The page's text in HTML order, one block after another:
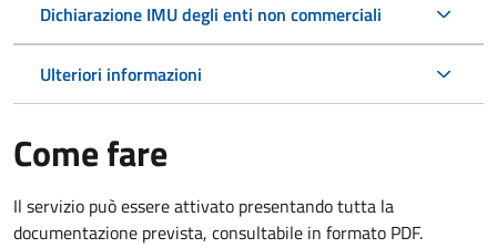
Dichiarazione IMU degli enti non commerciali
Ulteriori informazioni
Come fare
Il servizio può essere attivato presentando tutta la
documentazione prevista, consultabile in formato PDF.